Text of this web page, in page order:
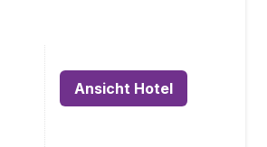
Ansicht Hotel